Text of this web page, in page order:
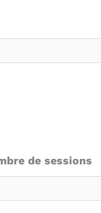
de sessions